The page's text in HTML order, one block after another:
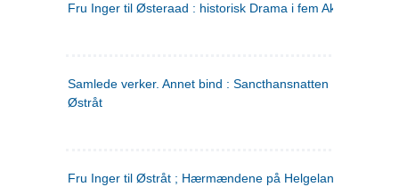
Fru Inger til Østeraad : historisk Drama i fem Akter
Samlede verker. Annet bind : Sancthansnatten ; Fru Inger
Østråt
Fru Inger til Østråt ; Hærmændene på Helgeland